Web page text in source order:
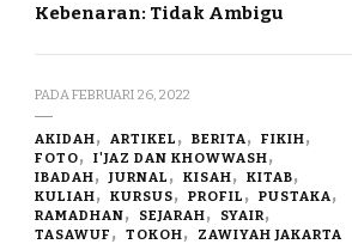
Kebenaran: Tidak Ambigu
PADA FEBRUARI 26, 2022
AKIDAH ARTIKEL BERITA
FIKIH
FOTO
I'JAZ DAN KHOWWASH
IBADAH
JURNAL KISAH
KITAB
KULIAH
KURSUS PROFIL
PUSTAKA
RAMADHAN
SEJARAH
SYAIR
TASAWUF
TOKOH ZAWIYAH JAKARTA